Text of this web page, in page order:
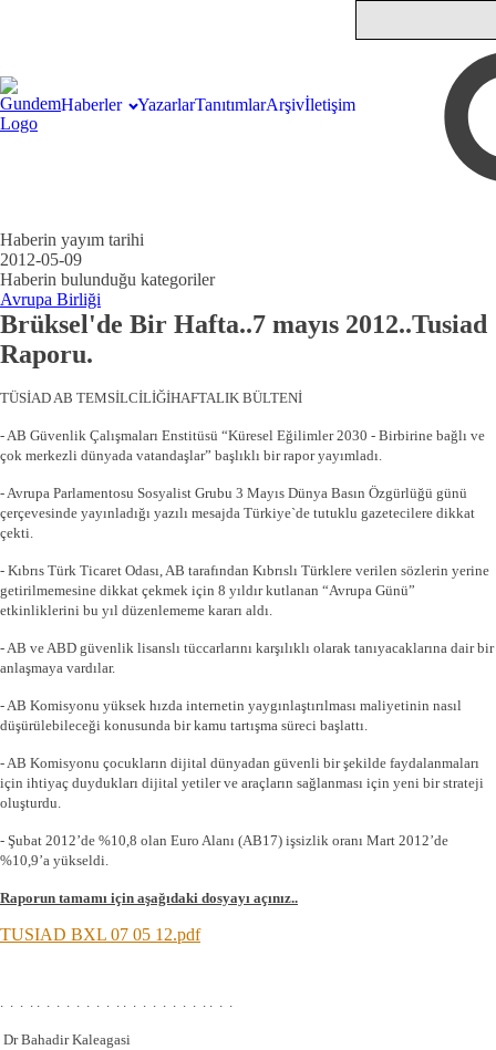
Haberler YazarlarTanıtımlarArşivİletişim
Haberin yayım tarihi
2012-05-09
Haberin bulunduğu kategoriler
Avrupa Birliği
Brüksel'de Bir Hafta..7 mayıs 2012..Tusiad
Raporu.
TÜSİAD AB TEMSİLCİLİĞİHAFTALIK BÜLTENİ
- AB Güvenlik Çalışmaları Enstitüsü “Küresel Eğilimler 2030 - Birbirine bağlı ve
çok merkezli dünyada vatandaşlar” başlıklı bir rapor yayımladı.
- Avrupa Parlamentosu Sosyalist Grubu 3 Mayıs Dünya Basın Özgürlüğü günü
çerçevesinde yayınladığı yazılı mesajda Türkiye`de tutuklu gazetecilere dikkat
çekti.
- Kıbrıs Türk Ticaret Odası, AB tarafından Kıbrıslı Türklere verilen sözlerin yerine
getirilmemesine dikkat çekmek için 8 yıldır kutlanan “Avrupa Günü”
etkinliklerini bu yıl düzenlememe kararı aldı.
- AB ve ABD güvenlik lisanslı tüccarlarını karşılıklı olarak tanıyacaklarına dair bir
anlaşmaya vardılar.
- AB Komisyonu yüksek hızda internetin yaygınlaştırılması maliyetinin nasıl
düşürülebileceği konusunda bir kamu tartışma süreci başlattı.
- AB Komisyonu çocukların dijital dünyadan güvenli bir şekilde faydalanmaları
için ihtiyaç duydukları dijital yetiler ve araçların sağlanması için yeni bir strateji
oluşturdu.
- Şubat 2012’de %10,8 olan Euro Alanı (AB17) işsizlik oranı Mart 2012’de
%10,9’a yükseldi.
Raporun tamamı için aşağıdaki dosyayı açınız..
TUSIAD BXL 07 05 12.pdf
. . . . . . . . . . . . . . . . . . . . . . . . .
Dr Bahadir Kaleagasi